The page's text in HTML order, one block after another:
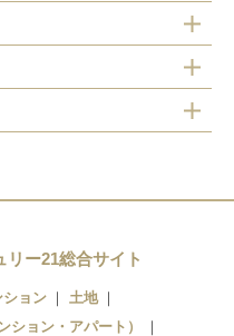
ー21総合サイト
ション
土地
ション・アパート）